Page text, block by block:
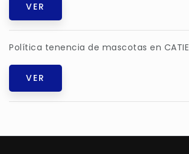
VER
Política tenencia de mascotas en CATIE
VER